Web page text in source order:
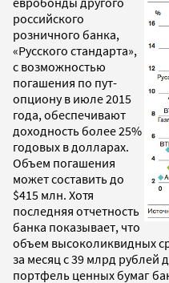
российского
розничного банка,
«Русского стандарта»,
с возможностью
погашения по пут-
опциону в июле 2015
года, обеспечивают
доходность более 25%
годовых в долларах.
Объем погашения
может составить до
$415 млн. Хотя
последняя отчетность
банка показывает, что
объем высоколиквидных
за месяц с 39 млрд рублей
портфель ценных бумаг